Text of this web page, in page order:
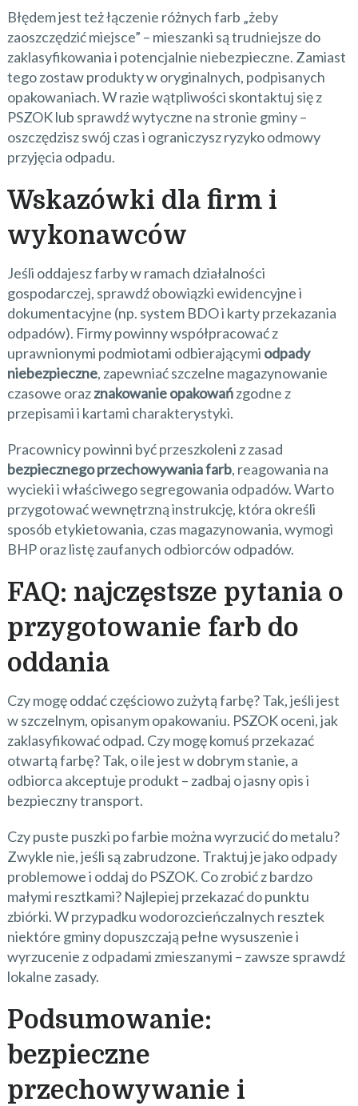
Błędem jest też łączenie różnych farb „żeby
zaoszczędzić miejsce” – mieszanki są trudniejsze do
zaklasyfikowania i potencjalnie niebezpieczne. Zamiast
tego zostaw produkty w oryginalnych, podpisanych
opakowaniach. W razie wątpliwości skontaktuj się z
PSZOK lub sprawdź wytyczne na stronie gminy –
oszczędzisz swój czas i ograniczysz ryzyko odmowy
przyjęcia odpadu.
Wskazówki dla firm i
wykonawców
Jeśli oddajesz farby w ramach działalności
gospodarczej, sprawdź obowiązki ewidencyjne i
dokumentacyjne (np. system BDO i karty przekazania
odpadów). Firmy powinny współpracować z
uprawnionymi podmiotami odbierającymi odpady
niebezpieczne, zapewniać szczelne magazynowanie
czasowe orazznakowanie opakowańzgodne z
przepisami i kartami charakterystyki.
Pracownicy powinni być przeszkoleni z zasad
bezpiecznego przechowywania farb, reagowania na
wycieki i właściwego segregowania odpadów. Warto
przygotować wewnętrzną instrukcję, która określi
sposób etykietowania, czas magazynowania, wymogi
BHP oraz listę zaufanych odbiorców odpadów.
FAQ: najczęstsze pytania o
przygotowanie farb do
oddania
Czy mogę oddać częściowo zużytą farbę? Tak, jeśli jest
w szczelnym, opisanym opakowaniu. PSZOK oceni, jak
zaklasyfikować odpad. Czy mogę komuś przekazać
otwartą farbę? Tak, o ile jest w dobrym stanie, a
odbiorca akceptuje produkt – zadbaj o jasny opis i
bezpieczny transport.
Czy puste puszki po farbie można wyrzucić do metalu?
Zwykle nie, jeśli są zabrudzone. Traktuj je jako odpady
problemowe i oddaj do PSZOK. Co zrobić z bardzo
małymi resztkami? Najlepiej przekazać do punktu
zbiórki. W przypadku wodorozcieńczalnych resztek
niektóre gminy dopuszczają pełne wysuszenie i
wyrzucenie z odpadami zmieszanymi – zawsze sprawdź
lokalne zasady.
Podsumowanie:
bezpieczne
przechowywanie i